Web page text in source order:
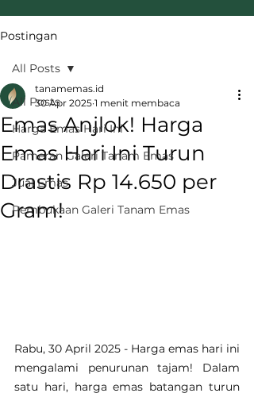
Postingan
All Posts
Harga Emas Hari Ini
Pameran Galeri Tanam Emas
Jual Emas
Pembukaan Galeri Tanam Emas
All Posts
Emas Anjlok! Harga
Emas Hari Ini Turun
Drastis Rp 14.650 per
Gram!
tanamemas.id
30 Apr 2025 1 menit membaca
Rabu, 30 April 2025 - Harga emas hari ini
mengalami penurunan tajam! Dalam
satu hari, harga emas batangan turun